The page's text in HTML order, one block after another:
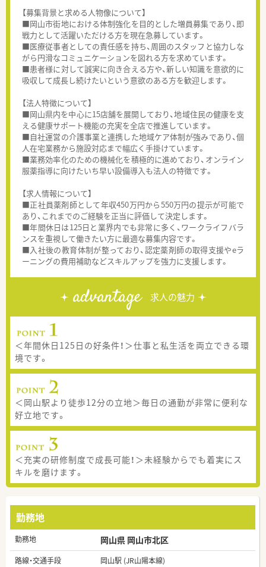
【募集背景と求める人物像について】
■岡山市街地における体制強化を目的とした増員募集であり、即
戦力として活躍いただける方を現在急募しています。
■医療従事者としての責任感を持ち、周囲のスタッフと協力しな
がら円滑なコミュニケーションを図れる方を求めています。
■患者様に対して誠実に向き合える方や、新しい知識を意欲的に
吸収して成長し続けたいという意欲のある方を歓迎します。
【法人特徴について】
■岡山県内を中心に15店舗を展開しており、地域住民の健康を支
える健康サポート機能の充実を全店で推進しています。
■自社運営の介護事業と連携した地域ケア体制が強みであり、個
人在宅業務から施設対応まで幅広く手掛けています。
■業務効率化のための機械化を積極的に進めており、オンライン
服薬指導に向けたいち早い設備導入も法人の特徴です。
【求人情報について】
■正社員薬剤師として年収450万円から550万円の提示が可能で
あり、これまでのご経験を正当に評価して決定します。
■年間休日は125日と業界内でも非常に多く、ワークライフバラ
ンスを重視して働きたい方に最適な募集内容です。
■入社後の教育体制が整っており、認定薬剤師の取得支援やeラ
ーニングの費用補助などスキルアップを強力に支援します。
advantage 求人の魅力
＜年間休日125日の好条件！＞仕事と私生活を両立できる環
境です。
＜岡山駅より徒歩12分の立地＞毎日の通勤が非常に便利な
好立地です。
＜充実の研修制度で成長可能！＞未経験からでも着実にス
キルを磨けます。
勤務地
勤務地 岡山県 岡山市北区
路線・交通手段
岡山駅 (JR山陽本線)